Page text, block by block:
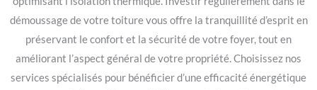
démoussage de votre toiture vous offre la tranquillité d’esprit en
préservant le confort et la sécurité de votre foyer, tout en
améliorant l’aspect général de votre propriété. Choisissez nos
services spécialisés pour bénéficier d’une efficacité énergétique